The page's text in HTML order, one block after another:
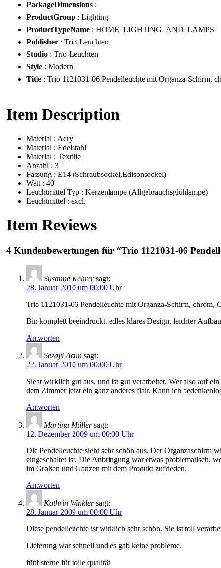
PackageDimensions :
ProductGroup : Lighting
ProductTypeName : HOME_LIGHTING_AND_LAMPS
Publisher : Trio-Leuchten
Studio : Trio-Leuchten
Style : Modern
Title : Trio 1121031-06 Pendelleuchte mit Organza-Schirm,
Item Description
Material : Acryl
Material : Edelstahl
Material : Textilie
Anzahl : 3
Fassung : E14 (Schraubsockel,Edisonsockel)
Watt : 40
Leuchtmittel Typ : Kerzenlampe (Allgebrauchsglühlampe)
Leuchtmittel : excl.
Item Reviews
4 Kundenbewertungen für “Trio 1121031-06
Susanne Kehrer sagt:
28. Januar 2010 um 00:00 Uhr
Trio 1121031-06 Pendelleuchte mit Organza-Schirm, chrom,
Bin komplett beeindruckt. edles klares Design, leichter
Antworten
Sezayi Acun sagt:
22. Januar 2010 um 00:00 Uhr
Sieht wirklich gut aus, und ist gut verarbeitet. Wer also auf
dem Zimmer jetzt ein ganz anderes flair. Kann ich
Antworten
Martina Müller sagt:
12. Dezember 2009 um 00:00 Uhr
Die Pendelleuchte sieht sehr schön aus. Der
eingeschaltet ist. Die Anbringung war etwas problematisch,
im Großen und Ganzen mit dem Produkt zufrieden.
Antworten
Kathrin Winkler sagt:
28. Januar 2009 um 00:00 Uhr
Diese pendelleuchte ist wirklich sehr schön. Sie ist toll
Lieferung war schnell und es gab keine probleme.
fünf sterne für tolle qualität